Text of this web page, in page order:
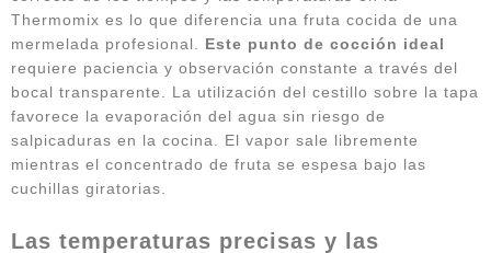
Thermomix es lo que diferencia una fruta cocida de una
mermelada profesional. Este punto de cocción ideal
requiere paciencia y observación constante a través del
bocal transparente. La utilización del cestillo sobre la tapa
favorece la evaporación del agua sin riesgo de
salpicaduras en la cocina. El vapor sale libremente
mientras el concentrado de fruta se espesa bajo las
cuchillas giratorias.
Las temperaturas precisas y las